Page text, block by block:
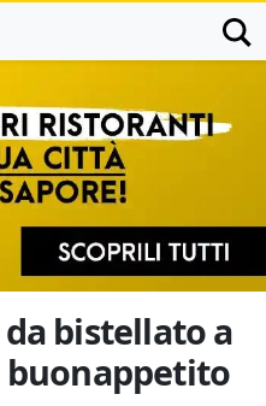
bistellato a